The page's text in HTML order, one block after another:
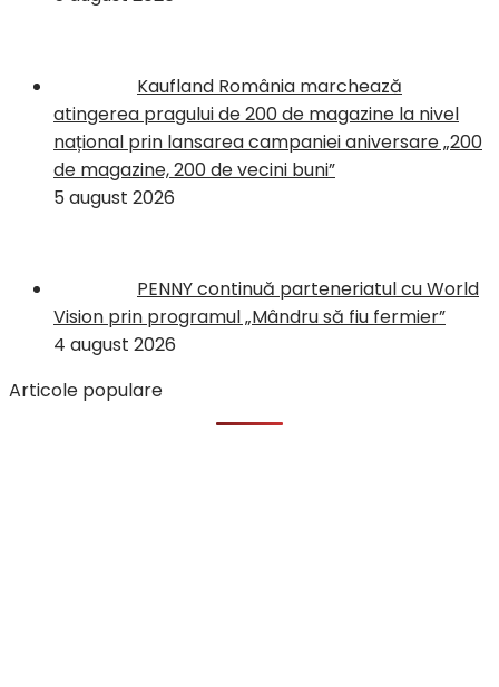
Kaufland România marchează
atingerea pragului de 200 de magazine la nivel
național prin lansarea campaniei aniversare „200
de magazine, 200 de vecini buni”
5 august 2026
PENNY continuă parteneriatul cu World
Vision prin programul „Mândru să fiu fermier”
4 august 2026
Articole populare